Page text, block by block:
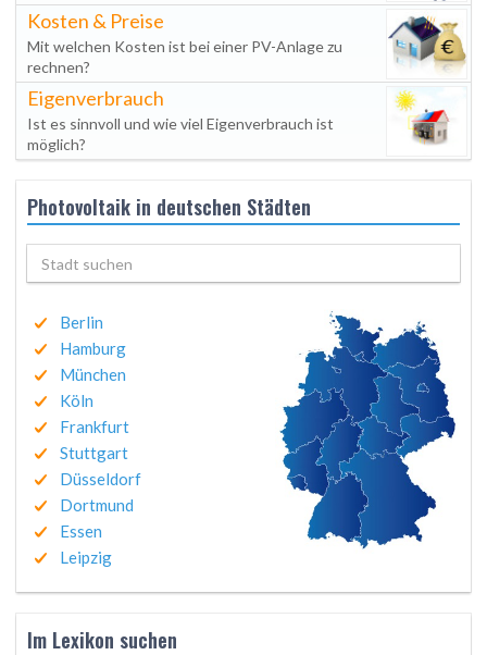
Kosten & Preise
Mit welchen Kosten ist bei einer PV-Anlage zu
rechnen?
Eigenverbrauch
Ist es sinnvoll und wie viel Eigenverbrauch ist
möglich?
Photovoltaik in deutschen Städten
Berlin
Hamburg
München
Köln
Frankfurt
Stuttgart
Düsseldorf
Dortmund
Essen
Leipzig
Im Lexikon suchen